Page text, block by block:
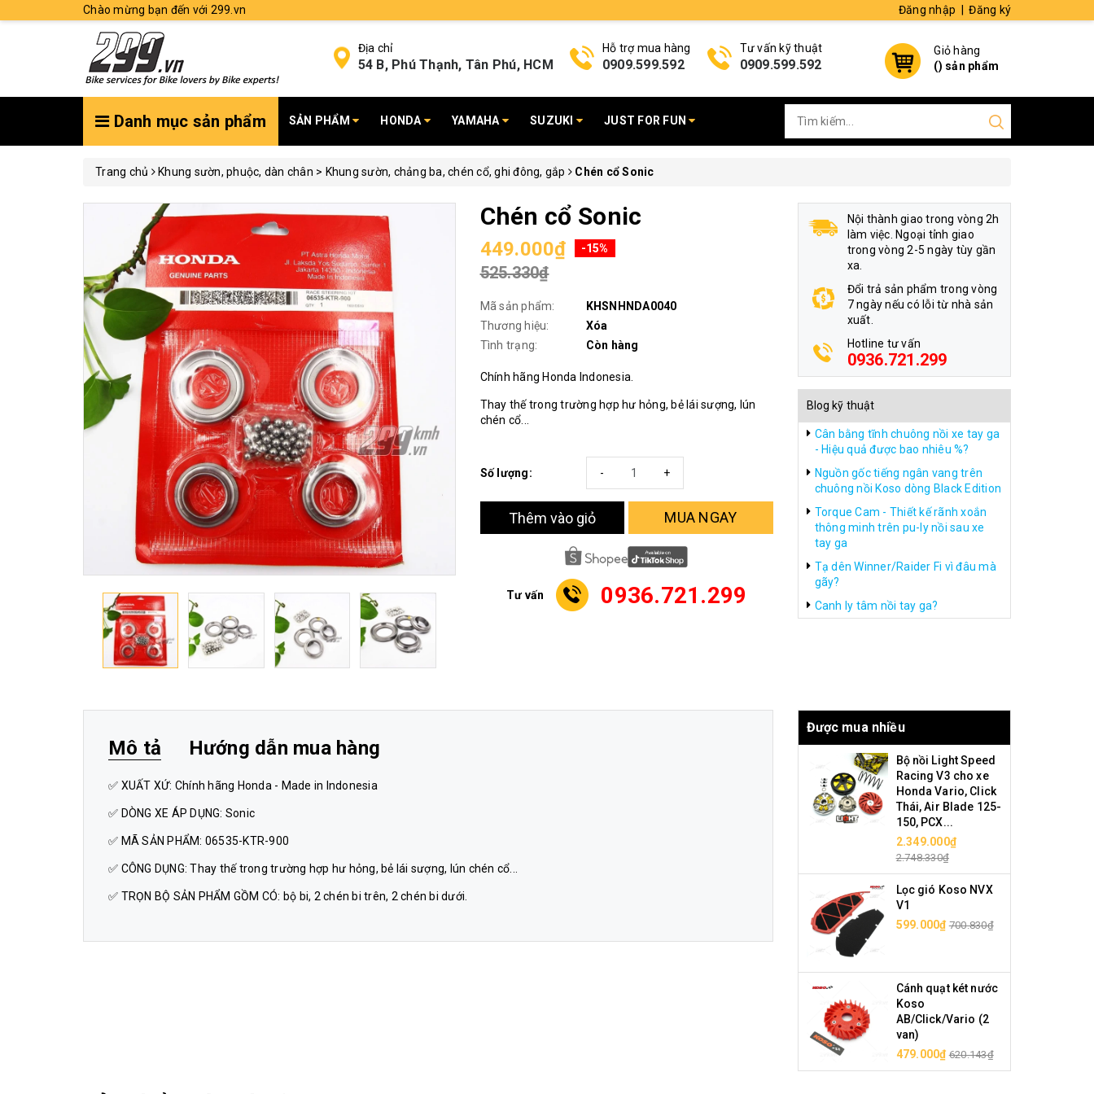
Chào mừng bạn đến với 299.vn Đăng nhập Đăng ký
Địa chỉ
54 B, Phú Thạnh, Tân Phú, HCM
Hỗ trợ mua hàng
0909.599.592
Tư vấn kỹ thuật
0909.599.592
Giỏ hàng
() sản phẩm
Danh mục sản phẩm SẢN PHẨM HONDA YAMAHA SUZUKI JUST FOR FUN
Trang chủ Khung sườn, phuộc, dàn chân > Khung sườn, chảng ba, chén cổ, ghi đông, gắp Chén cổ Sonic
Chén cổ Sonic
449.000₫ -15%
525.330₫
Mã sản phẩm:
KHSNHNDA0040
Thương hiệu:
Xóa
Tình trạng:
Còn hàng
Chính hãng Honda Indonesia.
Thay thế trong trường hợp hư hỏng, bẻ lái sượng, lún
chén cổ...
Số lượng: +
-
Thêm vào giỏ MUA NGAY
Tư vấn 0936.721.299
Nội thành giao trong vòng 2h
làm việc. Ngoại tỉnh giao
trong vòng 2-5 ngày tùy gần
xa.
Đổi trả sản phẩm trong vòng
7 ngày nếu có lỗi từ nhà sản
xuất.
Hotline tư vấn
0936.721.299
Blog kỹ thuật
Cân bằng tĩnh chuông nồi xe tay ga
- Hiệu quả được bao nhiêu %?
Nguồn gốc tiếng ngân vang trên
chuông nồi Koso dòng Black Edition
Torque Cam - Thiết kế rãnh xoắn
thông minh trên pu-ly nồi sau xe
tay ga
Tạ dên Winner/Raider Fi vì đâu mà
gãy?
Canh ly tâm nồi tay ga?
Mô tả Hướng dẫn mua hàng
✅ XUẤT XỨ: Chính hãng Honda - Made in Indonesia
✅ DÒNG XE ÁP DỤNG: Sonic
✅ MÃ SẢN PHẨM: 06535-KTR-900
✅ CÔNG DỤNG: Thay thế trong trường hợp hư hỏng, bẻ lái sượng, lún chén cổ...
✅ TRỌN BỘ SẢN PHẨM GỒM CÓ: bộ bi, 2 chén bi trên, 2 chén bi dưới.
Được mua nhiều
Bộ nồi Light Speed
Racing V3 cho xe
Honda Vario, Click
Thái, Air Blade 125-
150, PCX...
2.349.000₫
2.748.330₫
Lọc gió Koso NVX
V1
599.000₫ 700.830₫
Cánh quạt két nước
Koso
AB/Click/Vario (2
van)
479.000₫ 620.143₫